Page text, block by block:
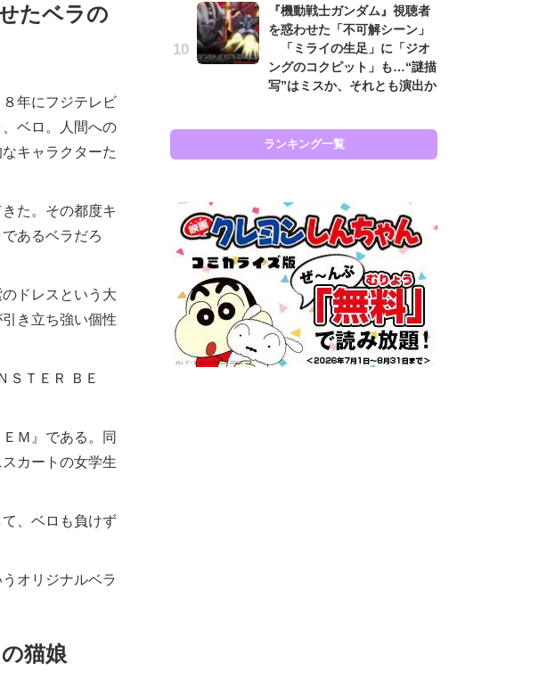
たベラの
年にフジテレビ
ベロ。人間への
キャラクターた
た。その都度キ
あるベラだろ
ドレスという大
き立ち強い個性
ＳＴＥＲ ＢＥ
Ｍ』である。同
カートの女学生
、ベロも負けず
オリジナルベラ
猫娘
『機動戦士ガンダム』視聴者
を惑わせた「不可解シーン」
「ミライの生足」に「ジオ
ングのコクピット」も…“謎描
写”はミスか、それとも演出か
ランキング一覧